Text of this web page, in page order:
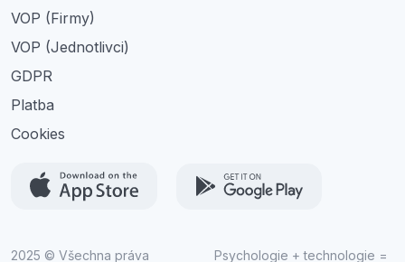
VOP (Firmy)
VOP (Jednotlivci)
GDPR
Platba
Cookies
2025 © Všechna práva Psychologie + technologie =